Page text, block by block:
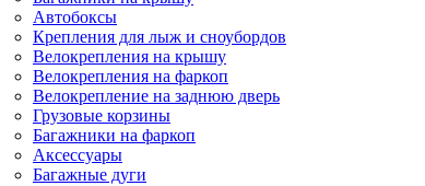
Автобоксы
Крепления для лыж и сноубордов
Велокрепления на крышу
Велокрепления на фаркоп
Велокрепление на заднюю дверь
Грузовые корзины
Багажники на фаркоп
Аксессуары
Багажные дуги